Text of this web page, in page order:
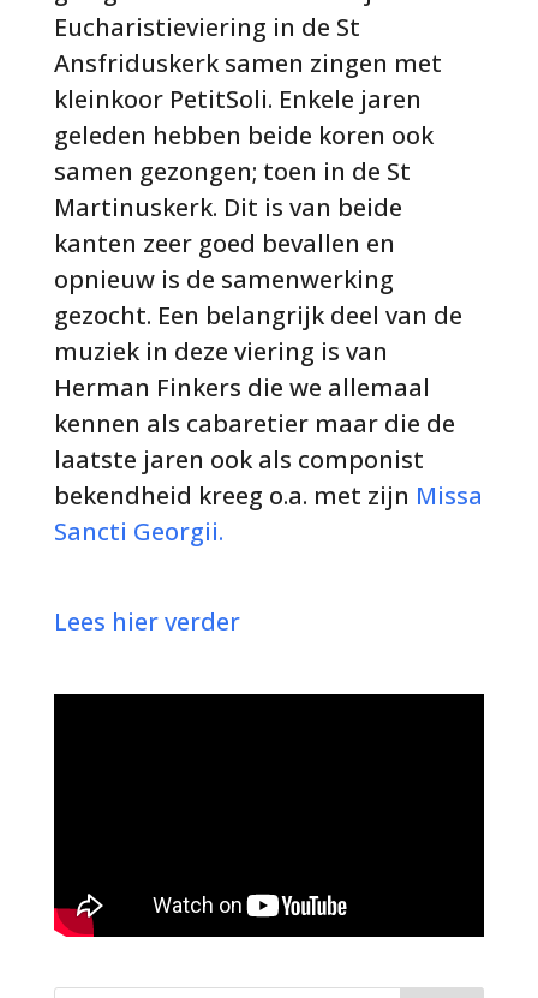
Eucharistieviering in de St
Ansfriduskerk samen zingen met
kleinkoor PetitSoli. Enkele jaren
geleden hebben beide koren ook
samen gezongen; toen in de St
Martinuskerk. Dit is van beide
kanten zeer goed bevallen en
opnieuw is de samenwerking
gezocht. Een belangrijk deel van de
muziek in deze viering is van
Herman Finkers die we allemaal
kennen als cabaretier maar die de
laatste jaren ook als componist
bekendheid kreeg o.a. met zijn Missa
Sancti Georgii.
Lees hier verder